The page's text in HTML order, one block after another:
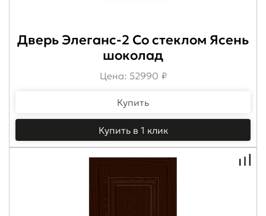
Дверь Элеганс-2 Со стеклом Ясень
шоколад
Цена: 52990 ₽
Купить
Купить в 1 клик